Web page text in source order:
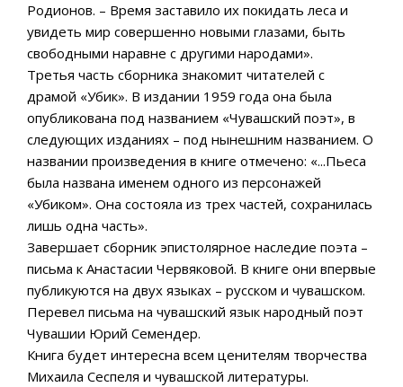
Родионов. – Время заставило их покидать леса и
увидеть мир совершенно новыми глазами, быть
свободными наравне с другими народами».
Третья часть сборника знакомит читателей с
драмой «Убик». В издании 1959 года она была
опубликована под названием «Чувашский поэт», в
следующих изданиях – под нынешним названием. О
названии произведения в книге отмечено: «...Пьеса
была названа именем одного из персонажей
«Убиком». Она состояла из трех частей, сохранилась
лишь одна часть».
Завершает сборник эпистолярное наследие поэта –
письма к Анастасии Червяковой. В книге они впервые
публикуются на двух языках – русском и чувашском.
Перевел письма на чувашский язык народный поэт
Чувашии Юрий Семендер.
Книга будет интересна всем ценителям творчества
Михаила Сеспеля и чувашской литературы.